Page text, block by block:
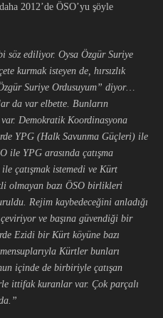
2012’de ÖSO’yu şöyle
söz ediliyor. Oysa Özgür Suriye
kurmak isteyen de, hırsızlık
Suriye Ordusuyum” diyor…
da var elbette. Bunların
Demokratik Koordinasyona
YPG (Halk Savunma Güçleri) ile
ile YPG arasında çatışma
çatışmak istemedi ve Kürt
olmayan bazı ÖSO birlikleri
Rejim kaybedeceğini anladığı
ve başına güvendiği bir
Ezidi bir Kürt köyüne bazı
Kürtler bunları
içinde de birbiriyle çatışan
ittifak kuranlar var. Çok parçalı